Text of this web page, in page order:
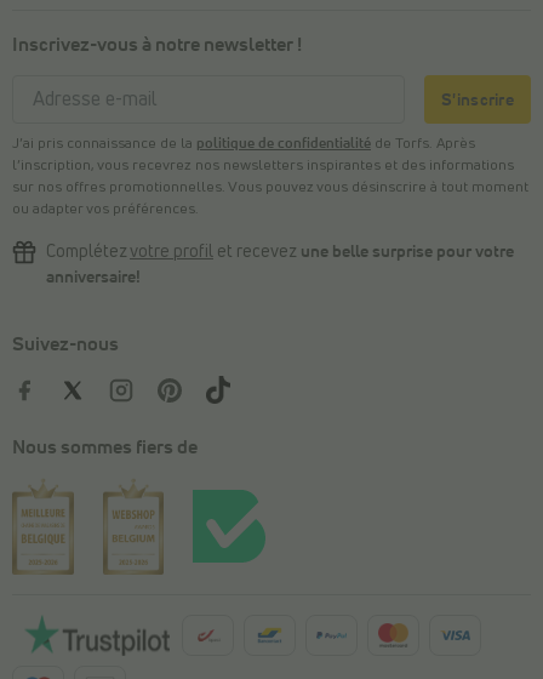
Inscrivez-vous à notre newsletter !
S'inscrire
J’ai pris connaissance de la politique de confidentialité de Torfs. Après
l’inscription, vous recevrez nos newsletters inspirantes et des informations
sur nos offres promotionnelles. Vous pouvez vous désinscrire à tout moment
ou adapter vos préférences.
Complétez votre profil et recevez une belle surprise pour votre
anniversaire!
Suivez-nous
Nous sommes fiers de